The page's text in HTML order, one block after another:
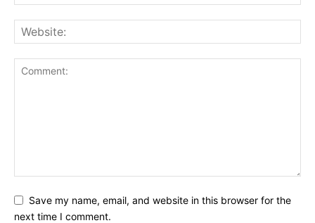
Save my name, email, and website in this browser for the
next time I comment.